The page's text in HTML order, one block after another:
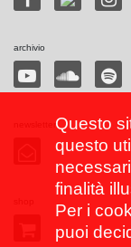
archivio
Questo
questo
finalità
Per i
puoi